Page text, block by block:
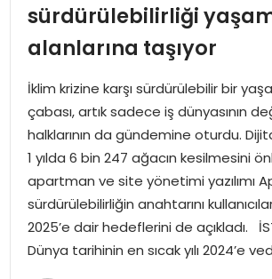
EĞITIM
EKONOMI
MAGAZIN
DÜNYA
OTOMOBIL
sürdürülebilirliği
alanlarına taşıyor
İklim krizine karşı sürdürülebilir bir
çabası, artık sadece iş dünyasının
halklarının da gündemine oturdu.
1 yılda 6 bin 247 ağacın kesilmesini
apartman ve site yönetimi yazılımı
sürdürülebilirliğin anahtarını
2025’e dair hedeflerini de açıkladı.
Dünya tarihinin en sıcak yılı 2024’e